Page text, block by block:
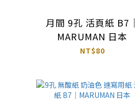
月間 9孔 活頁紙 B7｜
MARUMAN 日本
NT$80